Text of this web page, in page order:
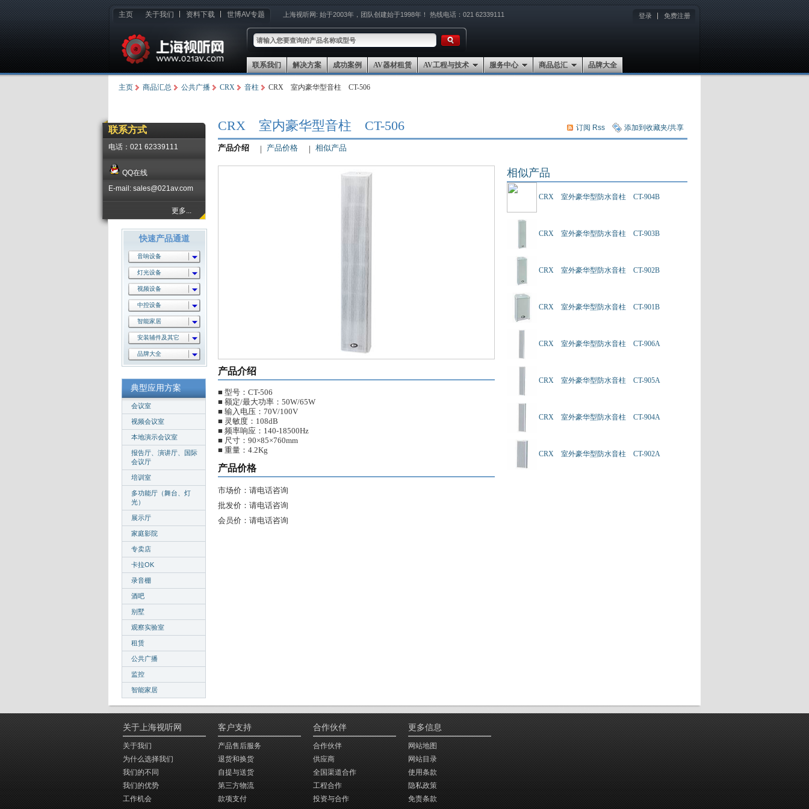
主页 关于我们 资料下载 世博AV专题 上海视听网: 始于2003年，团队创建始于1998年！ 热线电话：021 62339111 登录 免费注册
联系我们 解决方案 成功案例 AV器材租赁 AV工程与技术 服务中心 商品总汇 品牌大全
主页 商品汇总 公共广播 CRX 音柱 CRX 室内豪华型音柱 CT-506
CRX 室内豪华型音柱 CT-506
产品介绍 产品价格 相似产品
订阅 Rss 添加到收藏夹/共享
产品介绍
■ 型号：CT-506
■ 额定/最大功率：50W/65W
■ 输入电压：70V/100V
■ 灵敏度：108dB
■ 频率响应：140-18500Hz
■ 尺寸：90×85×760mm
■ 重量：4.2Kg
产品价格
市场价：请电话咨询
批发价：请电话咨询
会员价：请电话咨询
相似产品
CRX 室外豪华型防水音柱 CT-904B
CRX 室外豪华型防水音柱 CT-903B
CRX 室外豪华型防水音柱 CT-902B
CRX 室外豪华型防水音柱 CT-901B
CRX 室外豪华型防水音柱 CT-906A
CRX 室外豪华型防水音柱 CT-905A
CRX 室外豪华型防水音柱 CT-904A
CRX 室外豪华型防水音柱 CT-902A
联系方式
电话：021 62339111
QQ在线
E-mail: sales@021av.com
更多...
快速产品通道
音响设备
灯光设备
视频设备
中控设备
智能家居
安装辅件及其它
品牌大全
典型应用方案
会议室
视频会议室
本地演示会议室
报告厅、演讲厅、国际
会议厅
培训室
多功能厅（舞台、灯
光）
展示厅
家庭影院
专卖店
卡拉OK
录音棚
酒吧
别墅
观察实验室
租赁
公共广播
监控
智能家居
关于上海视听网
关于我们
为什么选择我们
我们的不同
我们的优势
工作机会
客户支持
产品售后服务
退货和换货
自提与送货
第三方物流
款项支付
合作伙伴
合作伙伴
供应商
全国渠道合作
工程合作
投资与合作
更多信息
网站地图
网站目录
使用条款
隐私政策
免责条款